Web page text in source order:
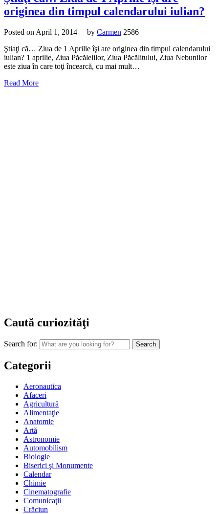
originea din timpul calendarului iulian?
Posted on April 1, 2014 —by Carmen 2586
Ştiaţi că… Ziua de 1 Aprilie îşi are originea din timpul calendarului
iulian? 1 aprilie, Ziua Păcălelilor, Ziua Păcălitului, Ziua Nebunilor
este ziua în care toţi încearcă, cu mai mult…
Read More
Caută curiozităţi
Search for:
Categorii
Aeronautica
Afaceri
Agricultură
Alimentaţie
Anatomie
Artă
Astronomie
Automobilism
Biologie
Biserici şi Monumente
Calendar
Chimie
Cinematografie
Comunicaţii
Crăciun